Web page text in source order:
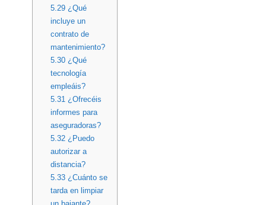
5.29¿Qué
incluye un
contrato de
mantenimiento?
5.30¿Qué
tecnología
empleáis?
5.31 ¿Ofrecéis
informes para
aseguradoras?
5.32¿Puedo
autorizar a
distancia?
5.33¿Cuánto se
tarda en limpiar